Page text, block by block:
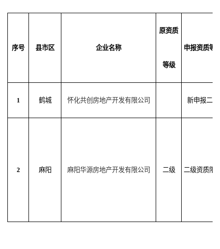
序号 县市区 企业名称
原资质
等级
申报资质等
1 鹤城 怀化共创房地产开发有限公司 新申报二级
2 麻阳 麻阳华源房地产开发有限公司 二级 二级资质限